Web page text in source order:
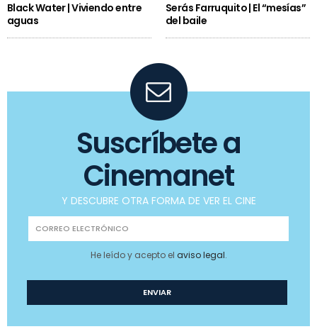
Black Water | Viviendo entre
aguas
Serás Farruquito | El “mesías”
del baile
Suscríbete a
Cinemanet
Y DESCUBRE OTRA FORMA DE VER EL CINE
He leído y acepto el aviso legal.